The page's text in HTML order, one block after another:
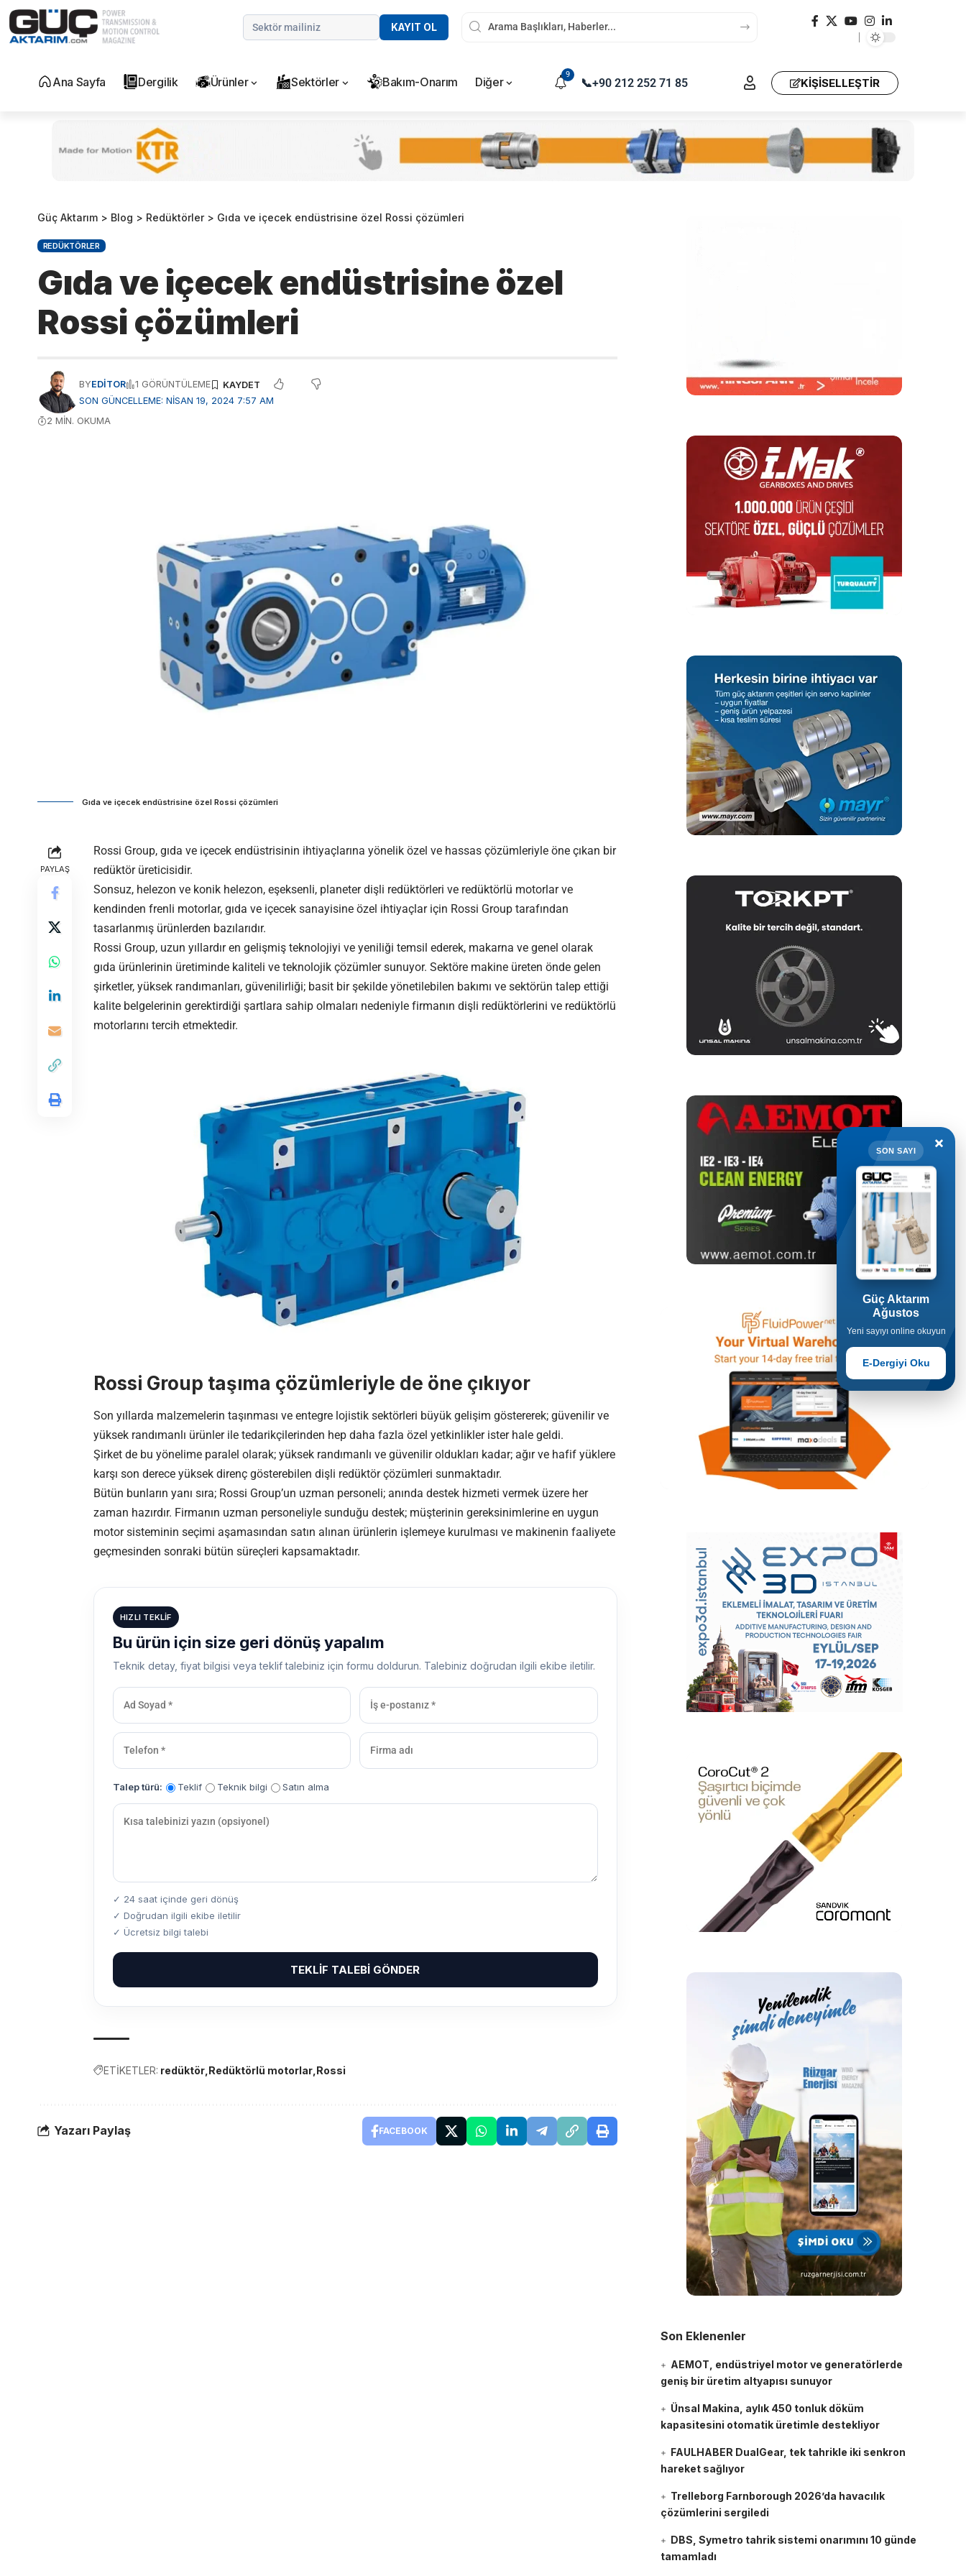
KAYIT OL
Ana Sayfa Dergilik Ürünler Sektörler Bakım-Onarım Diğer
9
📞+90 212 252 71 85 KIŞISELLEŞTIR
Güç Aktarım > Blog > Redüktörler> Gıda ve içecek endüstrisine özel Rossi çözümleri
REDÜKTÖRLER
Gıda ve içecek endüstrisine özel
Rossi çözümleri
SON GÜNCELLEME: NISAN 19, 2024 7:57 AM
BYEDITOR 1 GÖRÜNTÜLEME
2 MIN. OKUMA
Gıda ve içecek endüstrisine özel Rossi çözümleri
PAYLAŞ
Rossi Group, gıda ve içecek endüstrisinin ihtiyaçlarına yönelik özel ve hassas çözümleriyle öne çıkan bir
redüktör üreticisidir.
Sonsuz, helezon ve konik helezon, eşeksenli, planeter dişli redüktörleri ve redüktörlü motorlarve
kendinden frenli motorlar, gıda ve içecek sanayisine özel ihtiyaçlar için Rossi Group tarafından
tasarlanmış ürünlerden bazılarıdır.
Rossi Group, uzun yıllardır en gelişmiş teknolojiyi ve yeniliği temsil ederek, makarna ve genel olarak
gıda ürünlerinin üretiminde kaliteli ve teknolojik çözümler sunuyor. Sektöre makine üreten önde gelen
şirketler, yüksek randımanları, güvenilirliği; basit bir şekilde yönetilebilen bakımı ve sektörün talep ettiği
kalite belgelerinin gerektirdiği şartlara sahip olmaları nedeniyle firmanın dişli redüktörlerini ve redüktörlü
motorlarını tercih etmektedir.
Rossi Group taşıma çözümleriyle de öne çıkıyor
Son yıllarda malzemelerin taşınması ve entegre lojistik sektörleri büyük gelişim göstererek; güvenilir ve
yüksek randımanlı ürünler ile tedarikçilerinden hep daha fazla özel yetkinlikler ister hale geldi.
Şirket de bu yönelime paralel olarak; yüksek randımanlı ve güvenilir oldukları kadar; ağır ve hafif yüklere
karşı son derece yüksek direnç gösterebilen dişli redüktör çözümleri sunmaktadır.
Bütün bunların yanı sıra; Rossi Group’un uzman personeli; anında destek hizmeti vermek üzere her
zaman hazırdır. Firmanın uzman personeliyle sunduğu destek; müşterinin gereksinimlerine en uygun
motor sisteminin seçimi aşamasından satın alınan ürünlerin işlemeye kurulması ve makinenin faaliyete
geçmesinden sonraki bütün süreçleri kapsamaktadır.
HIZLI TEKLIF
Bu ürün için size geri dönüş yapalım
Teknik detay, fiyat bilgisi veya teklif talebiniz için formu doldurun. Talebiniz doğrudan ilgili ekibe iletilir.
Talep türü: Teklif Teknik bilgi Satın alma
✓ 24 saat içinde geri dönüş
✓ Doğrudan ilgili ekibe iletilir
✓ Ücretsiz bilgi talebi
TEKLIF TALEBI GÖNDER
ETİKETLER: redüktör Redüktörlü motorlar Rossi
Yazarı Paylaş FACEBOOK
Son Eklenenler
AEMOT, endüstriyel motor ve generatörlerde
geniş bir üretim altyapısı sunuyor
Ünsal Makina, aylık 450 tonluk döküm
kapasitesini otomatik üretimle destekliyor
FAULHABER DualGear, tek tahrikle iki senkron
hareket sağlıyor
Trelleborg Farnborough 2026’da havacılık
çözümlerini sergiledi
DBS, Symetro tahrik sistemi onarımını 10 günde
tamamladı
×
SON SAYI
Güç Aktarım
Ağustos
Yeni sayıyı online okuyun
E-Dergiyi Oku